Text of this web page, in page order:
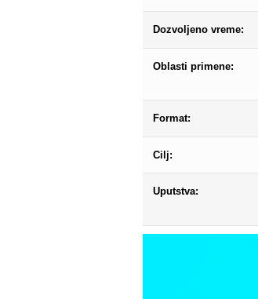
Dozvoljeno vreme:
Oblasti primene:
Format:
Cilj:
Uputstva: